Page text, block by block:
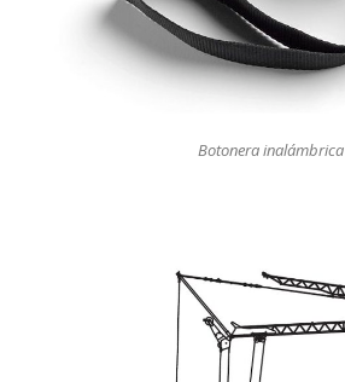
Botonera inalámbrica